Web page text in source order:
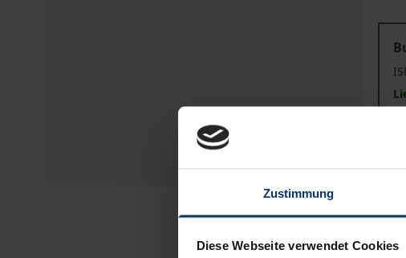
Zustimmung
Diese Webseite verwendet Cookies